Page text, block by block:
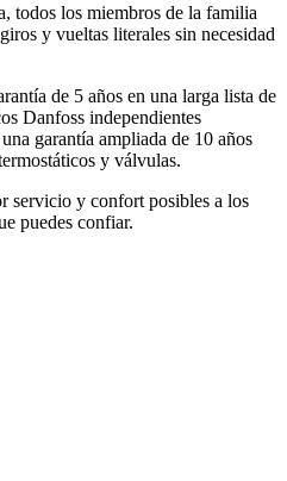
todos los miembros de la familia
y vueltas literales sin necesidad
de 5 años en una larga lista de
Danfoss independientes
garantía ampliada de 10 años
y válvulas.
servicio y confort posibles a los
puedes confiar.